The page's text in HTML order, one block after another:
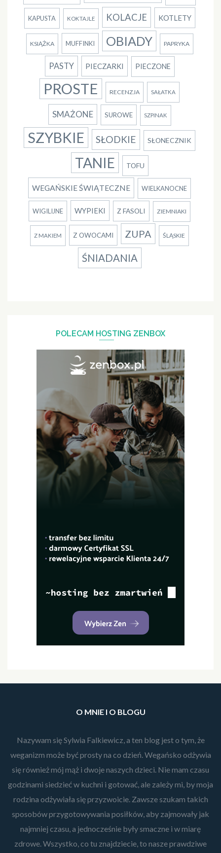
KAPUSTA KOKTAJLE KOLACJE KOTLETY
KSIĄŻKA MUFFINKI OBIADY PAPRYKA
PASTY PIECZARKI PIECZONE
PROSTE RECENZJA SAŁATKA
SMAŻONE SUROWE SZPINAK
SZYBKIE SŁODKIE SŁONECZNIK
TANIE TOFU
WEGAŃSKIE ŚWIĄTECZNE WIELKANOCNE
WIGILIJNE WYPIEKI Z FASOLI ZIEMNIAKI
Z MAKIEM Z OWOCAMI ZUPA ŚLĄSKIE
ŚNIADANIA
POLECAM HOSTING ZENBOX
O MNIE I O BLOGU
Nazywam się Sylwia Falkiewicz, a ten blog jest o tym, że
weganizm może być prosty na co dzień. Wegańsko odżywia
się również mój mąż i dwoje naszych dzieci. Nie mam czasu
godzinami siedzieć w kuchni i gotować, ale zależy mi, by moja
rodzina odżywiała się przyzwoicie. Zawsze szukam takich
sposobów przygotowywania posiłków, aby zajmowały jak
najmniej czasu, a jednocześnie były smaczne i w miarę
zdrowe. Wszystko, co tu znajdziecie, to nasze prawdziwe